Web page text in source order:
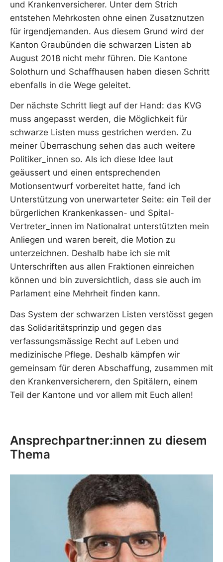
und Krankenversicherer. Unter dem Strich
entstehen Mehrkosten ohne einen Zusatznutzen
für irgendjemanden. Aus diesem Grund wird der
Kanton Graubünden die schwarzen Listen ab
August 2018 nicht mehr führen. Die Kantone
Solothurn und Schaffhausen haben diesen Schritt
ebenfalls in die Wege geleitet.
Der nächste Schritt liegt auf der Hand: das KVG
muss angepasst werden, die Möglichkeit für
schwarze Listen muss gestrichen werden. Zu
meiner Überraschung sehen das auch weitere
Politiker_innen so. Als ich diese Idee laut
geäussert und einen entsprechenden
Motionsentwurf vorbereitet hatte, fand ich
Unterstützung von unerwarteter Seite: ein Teil der
bürgerlichen Krankenkassen- und Spital-
Vertreter_innen im Nationalrat unterstützten mein
Anliegen und waren bereit, die Motion zu
unterzeichnen. Deshalb habe ich sie mit
Unterschriften aus allen Fraktionen einreichen
können und bin zuversichtlich, dass sie auch im
Parlament eine Mehrheit finden kann.
Das System der schwarzen Listen verstösst gegen
das Solidaritätsprinzip und gegen das
verfassungsmässige Recht auf Leben und
medizinische Pflege. Deshalb kämpfen wir
gemeinsam für deren Abschaffung, zusammen mit
den Krankenversicherern, den Spitälern, einem
Teil der Kantone und vor allem mit Euch allen!
Ansprechpartner:innen zu diesem
Thema